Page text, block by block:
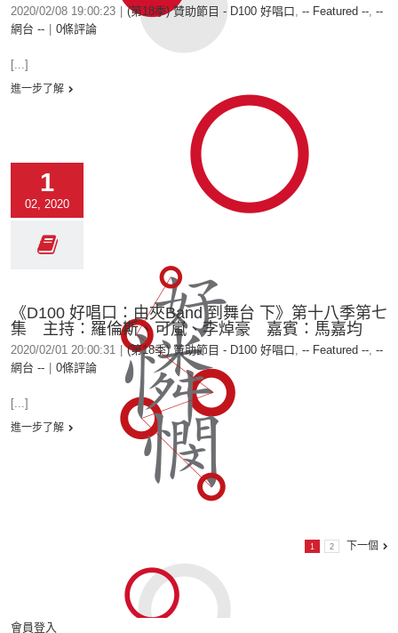
2020/02/08 19:00:23 (第18季) 贊助節目 - D100 好唱口, -- Featured --, --
網台 --
0條評論
[...]
進一步了解
1
02, 2020
《D100 好唱口：由夾Band 到舞台 下》第十八季第七
集 主持：羅倫斯、可嵐、李焯豪 嘉賓：馬嘉均
2020/02/01 20:00:31 (第18季) 贊助節目 - D100 好唱口, -- Featured --, --
網台 --
0條評論
[...]
進一步了解
1 2 下一個
會員登入